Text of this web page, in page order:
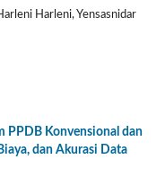
Harleni, Yensasnidar
PPDB Konvensional dan
dan Akurasi Data